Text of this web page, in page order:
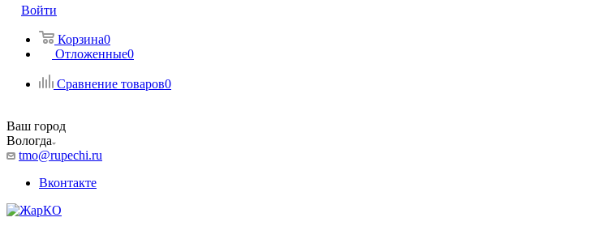
Войти
Корзина0
Отложенные0
Сравнение товаров0
Ваш город
Вологда
tmo@rupechi.ru
Вконтакте